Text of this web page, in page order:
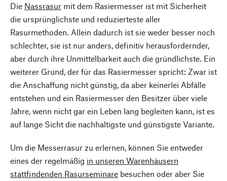
Die Nassrasur mit dem Rasiermesser ist mit Sicherheit
die ursprünglichste und reduzierteste aller
Rasurmethoden. Allein dadurch ist sie weder besser noch
schlechter, sie ist nur anders, definitiv herausfordernder,
aber durch ihre Unmittelbarkeit auch die gründlichste. Ein
weiterer Grund, der für das Rasiermesser spricht: Zwar ist
die Anschaffung nicht günstig, da aber keinerlei Abfälle
entstehen und ein Rasiermesser den Besitzer über viele
Jahre, wenn nicht gar ein Leben lang begleiten kann, ist es
auf lange Sicht die nachhaltigste und günstigste Variante.
Um die Messerrasur zu erlernen, können Sie entweder
eines der regelmäßig in unseren Warenhäusern
stattfindenden Rasurseminare besuchen oder aber Sie